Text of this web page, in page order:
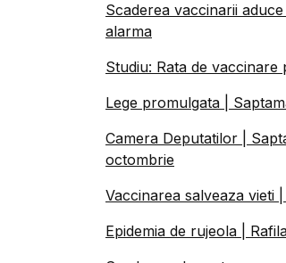
Scaderea vaccinarii
alarma
Studiu: Rata de
Lege promulgata |
Camera Deputatilor |
octombrie
Vaccinarea salveaza vieti
Epidemia de rujeola |